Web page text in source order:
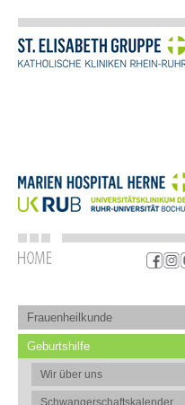
Frauenheilkunde
Geburtshilfe
Wir über uns
Schwangerschaftskalender